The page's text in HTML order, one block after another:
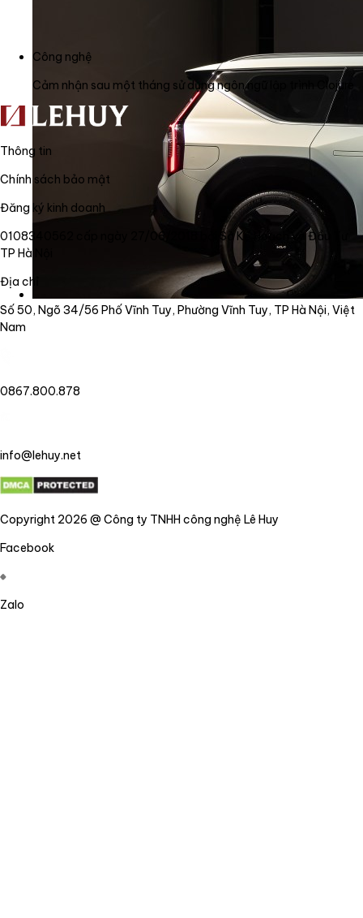
Công nghệ
Cảm nhận sau một tháng sử dụng ngôn ngữ lập trình Clojure
Thông tin
Chính sách bảo mật
Đăng ký kinh doanh
0108340562 cấp ngày 27/06/2018 bởi Sở Kế Hoạch và Đầu Tư
TP Hà Nội
Địa chỉ
Số 50, Ngõ 34/56 Phố Vĩnh Tuy, Phường Vĩnh Tuy, TP Hà Nội, Việt
Nam
0867.800.878
info@lehuy.net
Copyright 2026 @ Công ty TNHH công nghệ Lê Huy
Facebook
Zalo